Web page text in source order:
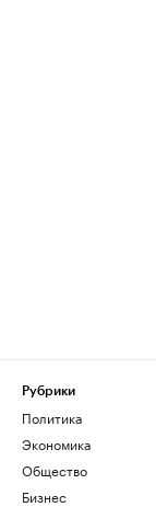
Рубрики
Политика
Экономика
Общество
Бизнес